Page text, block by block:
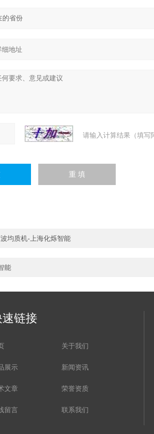
请输入计算结果（填写
均质机-上海化烁智能
能
速链接
关于我们
展示 新闻资讯
文章 荣誉资质
留言 联系我们